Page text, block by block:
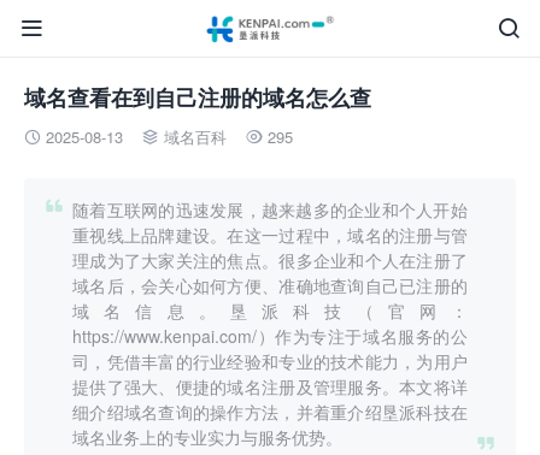


域名查看在到自己注册的域名怎么查
 2025-08-13  域名百科  295


随着互联网的迅速发展，越来越多的企业和个人开始
重视线上品牌建设。在这一过程中，域名的注册与管
理成为了大家关注的焦点。很多企业和个人在注册了
域名后，会关心如何方便、准确地查询自己已注册的
域名信息。垦派科技（官网：
https://www.kenpai.com/）作为专注于域名服务的公
司，凭借丰富的行业经验和专业的技术能力，为用户
提供了强大、便捷的域名注册及管理服务。本文将详
细介绍域名查询的操作方法，并着重介绍垦派科技在
域名业务上的专业实力与服务优势。